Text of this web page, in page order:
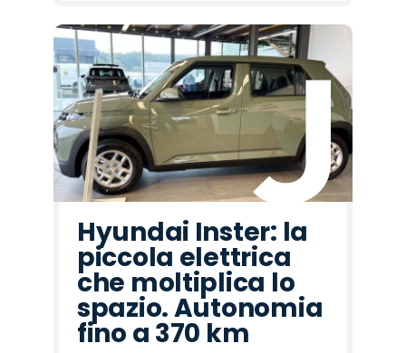
Hyundai Inster: la
piccola elettrica
che moltiplica lo
spazio. Autonomia
fino a 370 km